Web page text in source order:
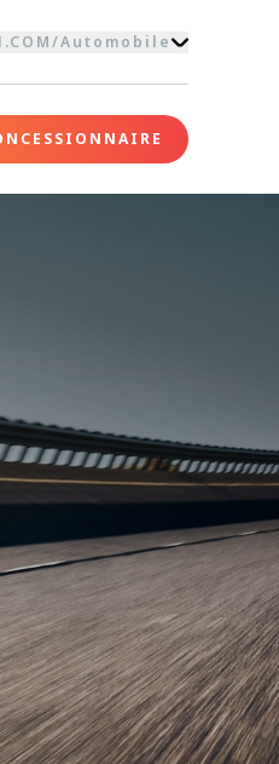
/Automobile